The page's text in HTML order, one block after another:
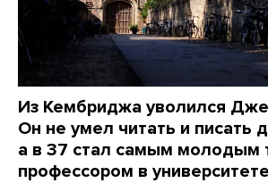
Из Кембриджа уволился
Он не умел читать и писать
а в 37 стал самым молодым
профессором в университете